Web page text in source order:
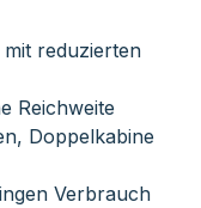
reduzierten
Reichweite
Doppelkabine
Verbrauch